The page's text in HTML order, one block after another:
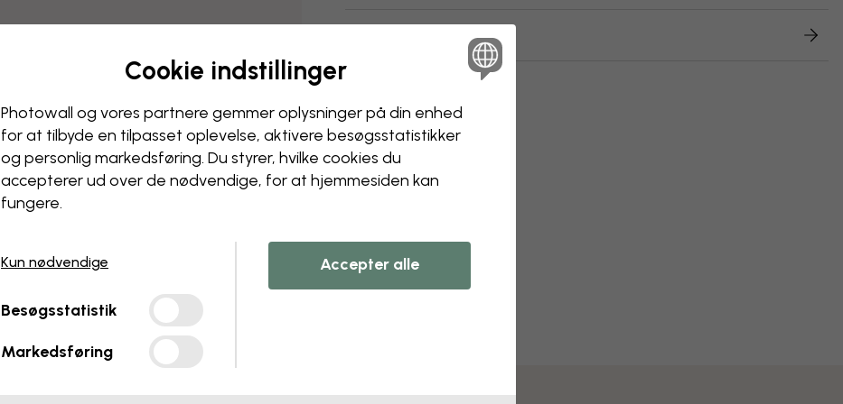
Levering og returnering
Cookie indstillinger
Photowall og vores partnere gemmer oplysninger på din enhed
for at tilbyde en tilpasset oplevelse, aktivere besøgs­statistikker
og personlig markedsføring. Du styrer, hvilke cookies du
accepterer ud over de nødvendige, for at hjemmesiden kan
fungere.
Kun nødvendige
Besøgsstatistik
Markedsføring
Accepter alle